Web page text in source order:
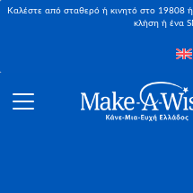
Καλέστε από σταθερό ή κινητό στο 19808
κλήση ή ένα